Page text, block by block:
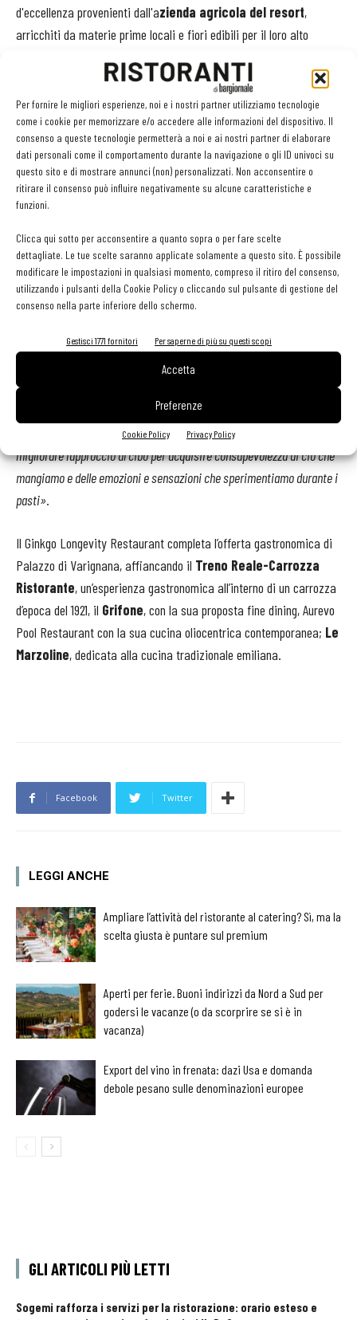
Per fornire le migliori esperienze, noi e i nostri partner utilizziamo tecnologie
come i cookie per memorizzare e/o accedere alle informazioni del dispositivo. Il
consenso a queste tecnologie permetterà a noi e ai nostri partner di elaborare
dati personali come il comportamento durante la navigazione o gli ID univoci su
questo sito e di mostrare annunci (non) personalizzati. Non acconsentire o
ritirare il consenso può influire negativamente su alcune caratteristiche e
funzioni.
Clicca qui sotto per acconsentire a quanto sopra o per fare scelte
dettagliate. Le tue scelte saranno applicate solamente a questo sito. È possibile
modificare le impostazioni in qualsiasi momento, compreso il ritiro del consenso,
utilizzando i pulsanti della Cookie Policy o cliccando sul pulsante di gestione del
consenso nella parte inferiore dello schermo.
Gestisci 1771 fornitori Per saperne di più su questi scopi
Accetta
Preferenze
Cookie Policy Privacy Policy
d'eccellenza provenienti dall'azienda agricola del resort,
arricchiti da materie prime locali e fiori edibili per il loro alto
L’ambiente del ristorante nasce da un’idea di “wellness interior
design”. L’arredamento e l’atmosfera si caratterizzano per l’utilizzo
di elementi naturali, colori e trame rilassanti, armonia dei suoni
che richiamano la biofilia, promuovendo il benessere e contribuendo
all’esperienza trasformativa dedicata agli ospiti dei retreat del
Metodo Acquaviva e non solo.
«Da 20 anni mi occupo di nutrizione e da sempre sono stata convinta
di come questa giochi un ruolo cruciale per la salute e il benessere
della persona, tanto da essere uno dei cinque pilastri del mio metodo
Ginkgo Longevity Restaurant sono riuscita ad unire due elementi che
solitamente sono contrapposti: la qualità nutrizionale degli alimenti
con una proposta di carta capace di appagare a pieno il palato. In
questo ristorante la salute incontra l’estetica e il gusto proponendo
una vera e propria “educational experience“ con lo scopo di aiutare a
migliorare l’approccio al cibo per acquisire consapevolezza di ciò che
mangiamo e delle emozioni e sensazioni che sperimentiamo durante i
pasti».
Il Ginkgo Longevity Restaurant completa l’offerta gastronomica di
Palazzo di Varignana, affiancando il Treno Reale-Carrozza
Ristorante, un’esperienza gastronomica all’interno di un carrozza
d’epoca del 1921, il Grifone, con la sua proposta fine dining, Aurevo
Pool Restaurant con la sua cucina oliocentrica contemporanea; Le
Marzoline, dedicata alla cucina tradizionale emiliana.
Facebook Twitter
LEGGI ANCHE
Ampliare l’attività del ristorante al catering? Sì, ma la
scelta giusta è puntare sul premium
Aperti per ferie. Buoni indirizzi da Nord a Sud per
godersi le vacanze (o da scorprire se si è in
vacanza)
Export del vino in frenata: dazi Usa e domanda
debole pesano sulle denominazioni europee
GLI ARTICOLI PIÙ LETTI
Sogemi rafforza i servizi per la ristorazione: orario esteso e